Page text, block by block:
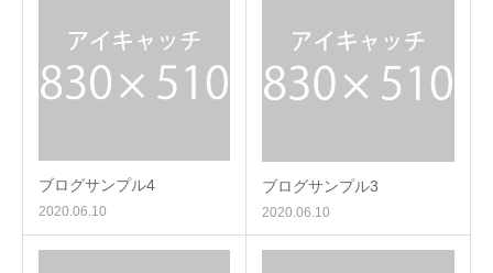
ブログサンプル4
2020.06.10
ブログサンプル3
2020.06.10